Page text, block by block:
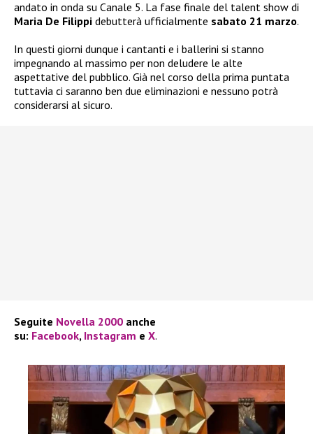
andato in onda su Canale 5. La fase finale del talent show di
Maria De Filippi debutterà ufficialmente sabato 21 marzo.
In questi giorni dunque i cantanti e i ballerini si stanno
impegnando al massimo per non deludere le alte
aspettative del pubblico. Già nel corso della prima puntata
tuttavia ci saranno ben due eliminazioni e nessuno potrà
considerarsi al sicuro.
Seguite Novella 2000 anche
su: Facebook, Instagram e X.